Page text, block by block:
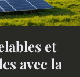
et
avec la